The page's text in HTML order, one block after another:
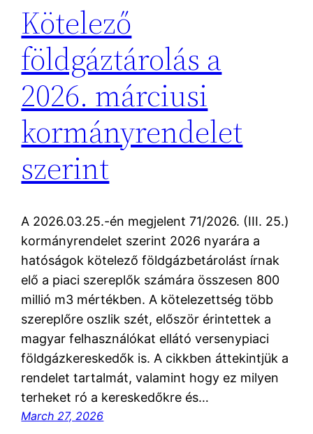
Kötelező
földgáztárolás a
2026. márciusi
kormányrendelet
szerint
A 2026.03.25.-én megjelent 71/2026. (III. 25.)
kormányrendelet szerint 2026 nyarára a
hatóságok kötelező földgázbetárolást írnak
elő a piaci szereplők számára összesen 800
millió m3 mértékben. A kötelezettség több
szereplőre oszlik szét, először érintettek a
magyar felhasználókat ellátó versenypiaci
földgázkereskedők is. A cikkben áttekintjük a
rendelet tartalmát, valamint hogy ez milyen
terheket ró a kereskedőkre és…
March 27, 2026